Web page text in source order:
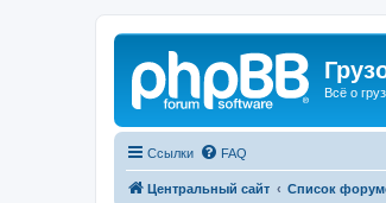
Всё о
Ссылки FAQ
Центральный сайт Список